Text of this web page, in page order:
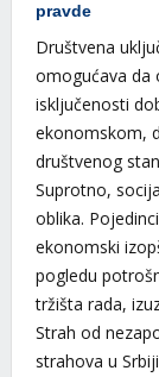
pravde
Društvena
omogućava da
isključenosti
ekonomskom,
društvenog
Suprotno,
oblika.
ekonomski
pogledu
tržišta rada,
Strah od
strahova u